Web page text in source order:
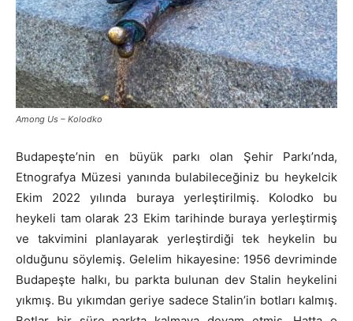
Among Us – Kolodko
Budapeşte’nin en büyük parkı olan Şehir Parkı’nda,
Etnografya Müzesi yanında bulabileceğiniz bu heykelcik
Ekim 2022 yılında buraya yerleştirilmiş. Kolodko bu
heykeli tam olarak 23 Ekim tarihinde buraya yerleştirmiş
ve takvimini planlayarak yerleştirdiği tek heykelin bu
olduğunu söylemiş. Gelelim hikayesine: 1956 devriminde
Budapeşte halkı, bu parkta bulunan dev Stalin heykelini
yıkmış. Bu yıkımdan geriye sadece Stalin’in botları kalmış.